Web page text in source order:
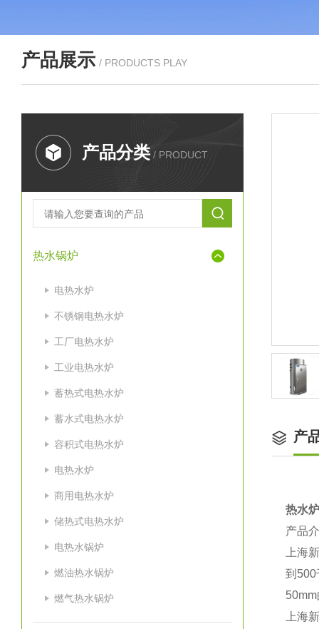
产品展示 / PRODUCTS PLAY
产品分类 / PRODUCT
热水锅炉
电热水炉
不锈钢电热水炉
工厂电热水炉
工业电热水炉
蓄热式电热水炉
蓄水式电热水炉
容积式电热水炉
电热水炉
商用电热水炉
储热式电热水炉
电热水锅炉
燃油热水锅炉
燃气热水锅炉
产
热水
产品
上海
到500
上海